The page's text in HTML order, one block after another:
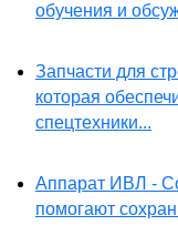
обучения и
Запчасти для
которая
спецтехники...
Аппарат ИВЛ -
помогают